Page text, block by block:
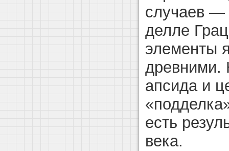
случаев —
делле
элементы
древними.
апсида и
есть
века.